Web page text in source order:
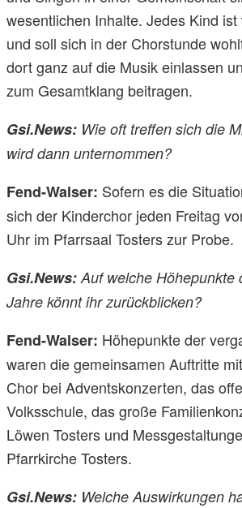
wesentlichen Inhalte. Jedes Kind
und soll sich in der Chorstunde
dort ganz auf die Musik einlassen
zum Gesamtklang beitragen.
Gsi.News: Wie oft treffen sich die
wird dann unternommen?
Fend-Walser: Sofern es die
sich der Kinderchor jeden Freitag
Uhr im Pfarrsaal Tosters zur Probe.
Gsi.News:Auf welche Höhepunkte
Jahre könnt ihr zurückblicken?
Fend-Walser: Höhepunkte der
waren die gemeinsamen Auftritte
Chor bei Adventskonzerten, das
Volksschule, das große
Löwen Tosters und
Pfarrkirche Tosters.
Gsi.News: Welche Auswirkungen